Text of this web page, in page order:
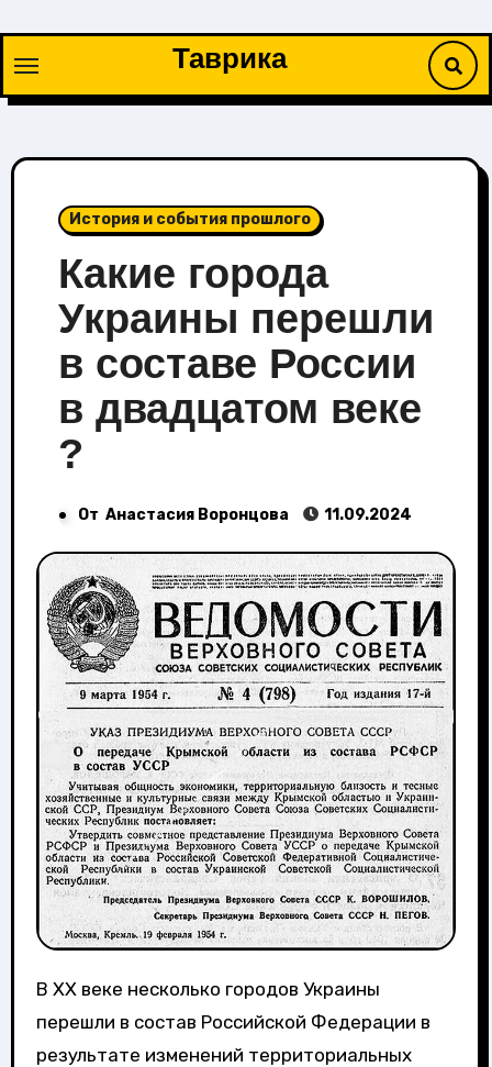
содержимому
Таврика
История и события прошлого
Какие города
Украины перешли
в составе России
в двадцатом веке
?
От Анастасия Воронцова 11.09.2024
В XX веке несколько городов Украины
перешли в состав Российской Федерации в
результате изменений территориальных